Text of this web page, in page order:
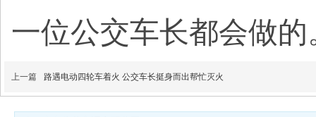
一位公交车长都会做的
上一篇 路遇电动四轮车着火 公交车长挺身而出帮忙灭火